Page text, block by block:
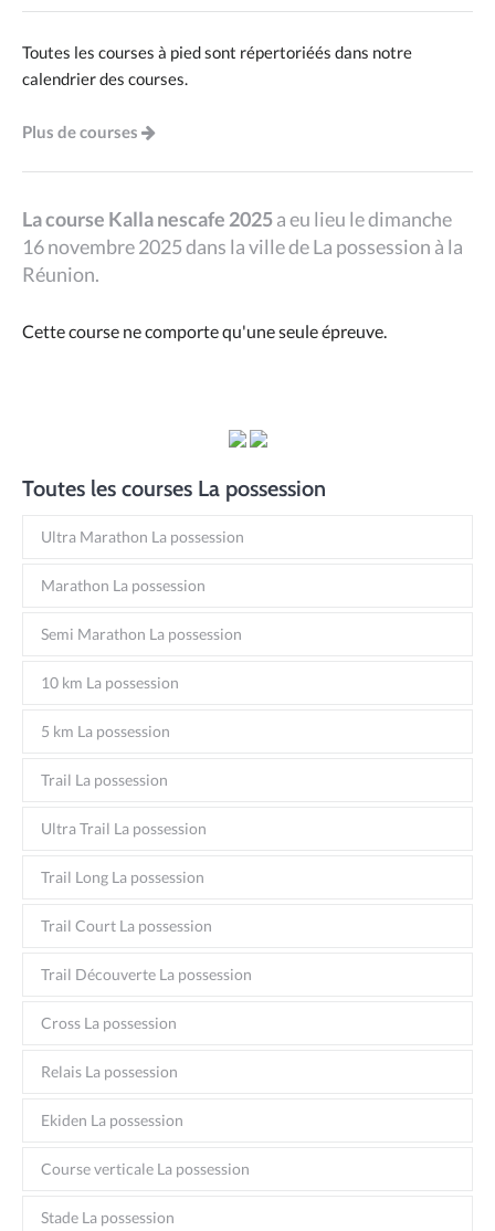
Toutes les courses à pied sont répertoriéés dans notre
calendrier des courses.
Plus de courses
La course Kalla nescafe 2025a eu lieu le dimanche
16 novembre 2025 dans la ville de La possession à la
Réunion.
Cette course ne comporte qu'une seule épreuve.
Toutes les courses La possession
Ultra Marathon La possession
Marathon La possession
Semi Marathon La possession
10 km La possession
5 km La possession
Trail La possession
Ultra Trail La possession
Trail Long La possession
Trail Court La possession
Trail Découverte La possession
Cross La possession
Relais La possession
Ekiden La possession
Course verticale La possession
Stade La possession